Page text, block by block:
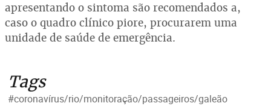
apresentando o sintoma são recomendados a,
caso o quadro clínico piore, procurarem uma
unidade de saúde de emergência.
Tags
#coronavírus/rio/monitoração/passageiros/galeão